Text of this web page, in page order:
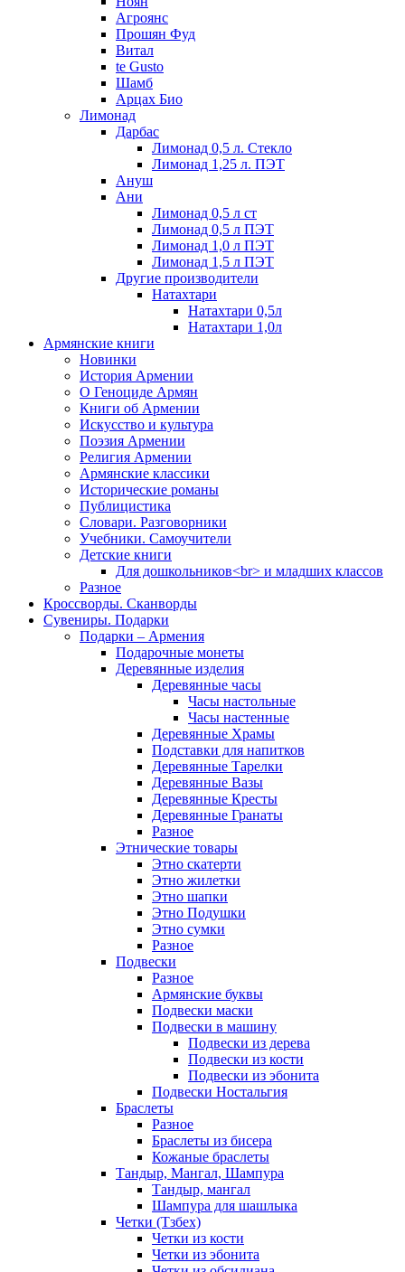
Агроянс
Прошян Фуд
Витал
te Gusto
Шамб
Арцах Био
Лимонад
Дарбас
Лимонад 0,5 л. Стекло
Лимонад 1,25 л. ПЭТ
Ануш
Ани
Лимонад 0,5 л ст
Лимонад 0,5 л ПЭТ
Лимонад 1,0 л ПЭТ
Лимонад 1,5 л ПЭТ
Другие производители
Натахтари
Натахтари 0,5л
Натахтари 1,0л
Армянские книги
Новинки
История Армении
О Геноциде Армян
Книги об Армении
Иcкусство и культура
Поэзия Армении
Религия Армении
Армянские классики
Исторические романы
Публицистика
Словари. Разговорники
Учебники. Самоучители
Детские книги
Для дошкольников<br> и младших классов
Разное
Кроссворды. Сканворды
Сувениры. Подарки
Подарки – Армения
Подарочные монеты
Деревянные изделия
Деревянные часы
Часы настольные
Часы настенные
Деревянные Храмы
Подставки для напитков
Деревянные Тарелки
Деревянные Вазы
Деревянные Кресты
Деревянные Гранаты
Разное
Этнические товары
Этно скатерти
Этно жилетки
Этно шапки
Этно Подушки
Этно сумки
Разное
Подвески
Разное
Армянские буквы
Подвески маски
Подвески в машину
Подвески из дерева
Подвески из кости
Подвески из эбонита
Подвески Ностальгия
Браслеты
Разное
Браслеты из бисера
Кожаные браслеты
Тандыр, Мангал, Шампура
Тандыр, мангал
Шампура для шашлыка
Четки (Тзбех)
Четки из кости
Четки из эбонита